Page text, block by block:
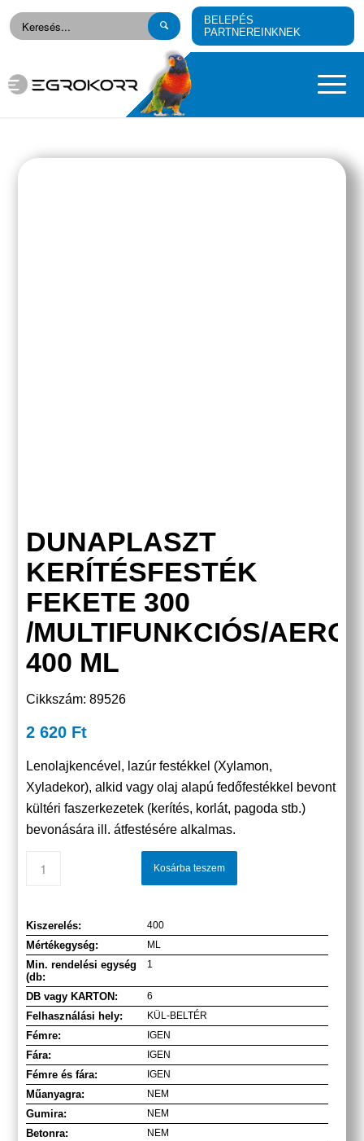
BELEPÉS
PARTNEREINKNEK
DUNAPLASZT
KERÍTÉSFESTÉK
FEKETE 300
/MULTIFUNKCIÓS/
400 ML
Cikkszám: 89526
2 620 Ft
Lenolajkencével, lazúr festékkel (Xylamon,
Xyladekor), alkid vagy olaj alapú fedőfestékkel bevont
kültéri faszerkezetek (kerítés, korlát, pagoda stb.)
bevonására ill. átfestésére alkalmas.
Kosárba teszem
Kiszerelés: 400
Mértékegység: ML
Min. rendelési egység
(db:
1
DB vagy KARTON: 6
Felhasználási hely: KÜL-BELTÉR
Fémre: IGEN
Fára: IGEN
Fémre és fára: IGEN
Műanyagra: NEM
Gumira: NEM
Betonra: NEM